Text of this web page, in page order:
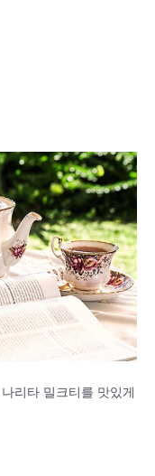
리타 밀크티를 맛있게